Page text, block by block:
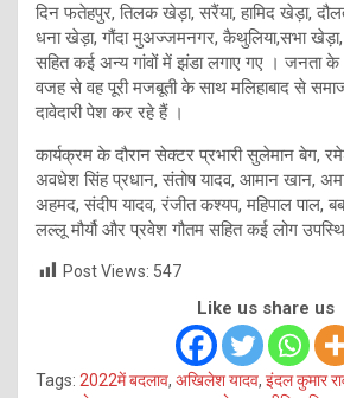
दिन फतेहपुर, तिलक खेड़ा, सरैंया, हामिद खेड़ा,
धना खेड़ा, गौंदा मुअज्जमनगर, कैथुलिया,सभा
सहित कई अन्य गांवों में झंडा लगाए गए । जनता
वजह से वह पूरी मजबूती के साथ मलिहाबाद से
दावेदारी पेश कर रहे हैं ।
कार्यक्रम के दौरान सेक्टर प्रभारी सुलेमान बेग,
अवधेश सिंह प्रधान, संतोष यादव, आमान खान,
अहमद, संदीप यादव, रंजीत कश्यप, महिपाल पाल,
लल्लू मौर्यौ और प्रवेश गौतम सहित कई लोग
Post Views: 547
Like us share us
Tags: 2022में बदलाव, अखिलेश यादव, इंदल कुमार